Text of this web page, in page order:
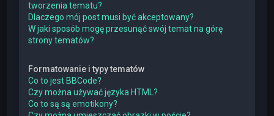
tworzenia tematu?
Dlaczego mój post musi być akceptowany?
W jaki sposób mogę przesunąć swój temat na górę
strony tematów?
Formatowanie i typy tematów
Co to jest BBCode?
Czy można używać języka HTML?
Co to są są emotikony?